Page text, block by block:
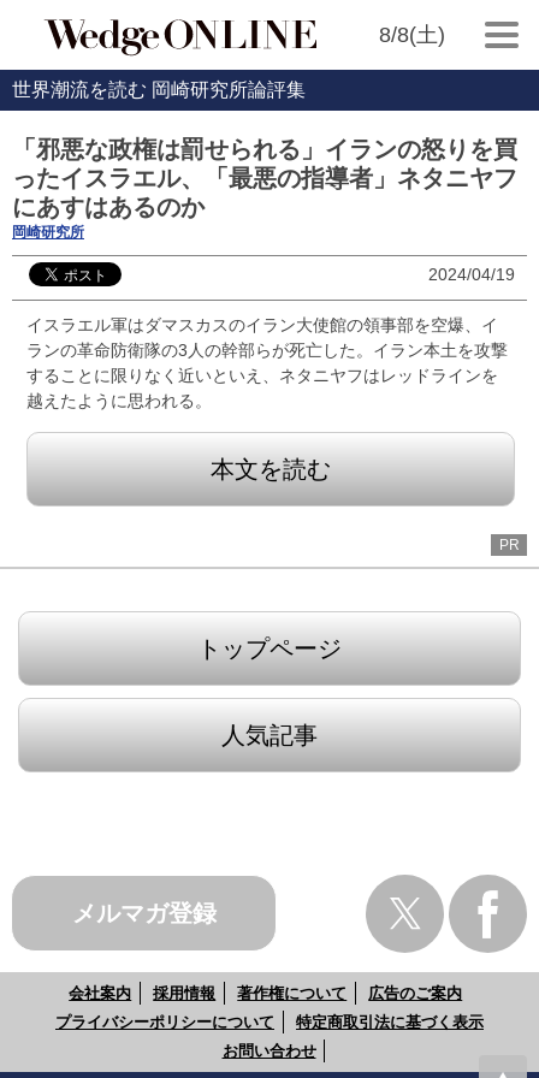
8/8(土)
世界潮流を読む 岡崎研究所論評集
「邪悪な政権は罰せられる」イランの怒りを買
ったイスラエル、「最悪の指導者」ネタニヤフ
にあすはあるのか
岡崎研究所
2024/04/19
イスラエル軍はダマスカスのイラン大使館の領事部を空爆、イ
ランの革命防衛隊の3人の幹部らが死亡した。イラン本土を攻撃
することに限りなく近いといえ、ネタニヤフはレッドラインを
越えたように思われる。
本文を読む
PR
トップページ
人気記事
メルマガ登録
会社案内 採用情報 著作権について
広告のご案内
プライバシーポリシーについて
特定商取引法に基づく表示
お問い合わせ